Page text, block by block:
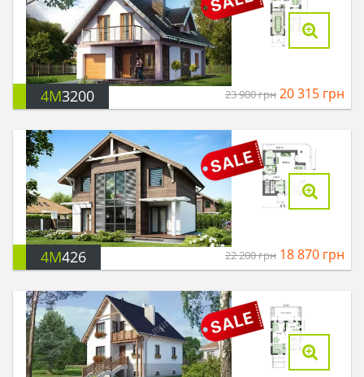
4M3200 23 900грн 20 315 грн
4M426 22 200грн 18 870 грн